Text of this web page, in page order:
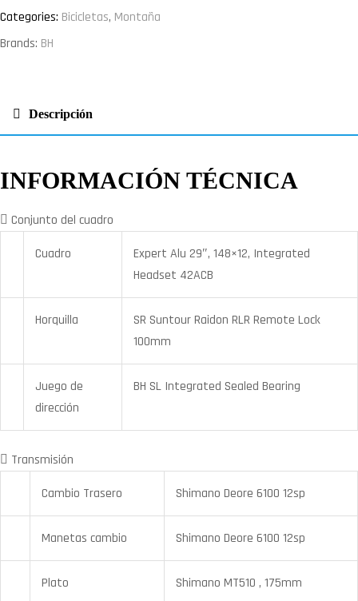
Categories: Bicicletas, Montaña
Brands: BH
Descripción
INFORMACIÓN TÉCNICA
Conjunto del cuadro
Cuadro
Expert Alu 29″, 148×12, Integrated
Headset 42ACB
Horquilla
SR Suntour Raidon RLR Remote Lock
100mm
Juego de
dirección
BH SL Integrated Sealed Bearing
Transmisión
Cambio Trasero
Shimano Deore 6100 12sp
Manetas cambio Shimano Deore 6100 12sp
Plato Shimano MT510 , 175mm